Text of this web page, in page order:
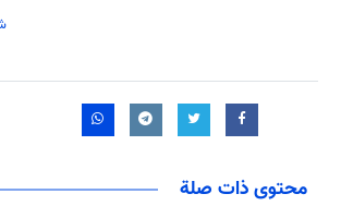
محتوى ذات صلة